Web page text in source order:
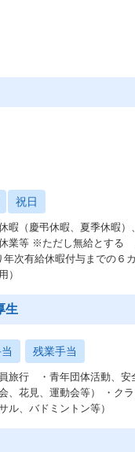
祝日
暇（慶弔休暇、夏季休暇）
業等 ※ただし無給とする
年次有給休暇付与までの６
）
生
残業手当
旅行 ・青年団体活動、安
、花見、運動会等） ・クラ
ル、バドミントン等）